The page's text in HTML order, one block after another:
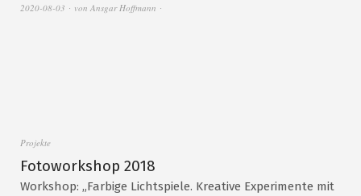
2020-08-03 von Ansgar Hoffmann
Projekte
Fotoworkshop 2018
Workshop: „Farbige Lichtspiele. Kreative Experimente mit